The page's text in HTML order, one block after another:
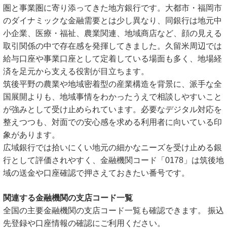
圏と事業圏に寄り添ってきた地方銀行です。大都市・福岡市
のダイナミックな金融需要とは少し異なり、同銀行は地元中
小企業、医療・福祉、農業関連、地域商店など、顔の見える
取引関係の中で存在感を発揮してきました。久留米周辺では
給与口座や事業口座として定着している場面も多く、地場経
済を足元から支える役割が目立ちます。
筑後平野の農業や地域密着型の産業構造を背景に、派手な全
国展開よりも、地域事情をわかったうえで相談しやすいこと
が強みとして受け止められています。必要なデジタル対応を
整えつつも、対面での安心感を求める利用者に向いている印
象があります。
広域銀行では拾いにくい地元の細かなニーズを受け止める銀
行として評価されやすく、金融機関コード「0178」は筑後地
域の送金や口座確認で押さえておきたい番号です。
関連する金融機関の支店コード一覧
全国の主要金融機関の支店コード一覧も確認できます。 振込
先登録や口座情報の確認にご利用ください。